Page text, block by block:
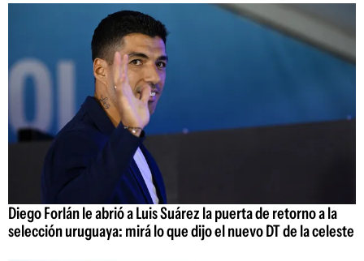
Diego Forlán le abrió a Luis Suárez la puerta de retorno a la
selección uruguaya: mirá lo que dijo el nuevo DT de la celeste